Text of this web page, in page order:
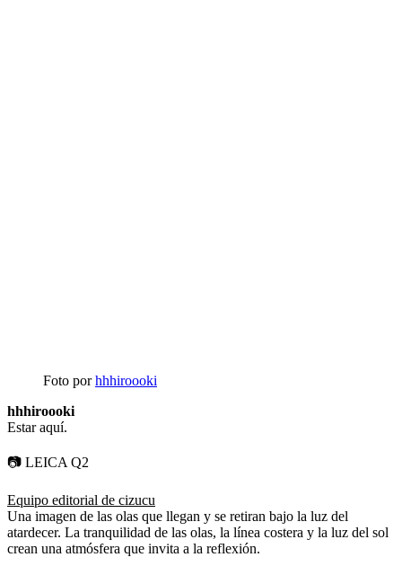
Foto porhhhiroooki
hhhiroooki
Estar aquí.
📷 LEICA Q2
Equipo editorial de cizucu
Una imagen de las olas que llegan y se retiran bajo la luz del
atardecer. La tranquilidad de las olas, la línea costera y la luz del sol
crean una atmósfera que invita a la reflexión.